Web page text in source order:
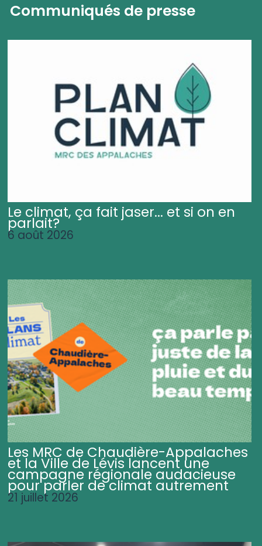
Communiqués de presse
Le climat, ça fait jaser... et si on en
parlait?
6 août 2026
Les MRC de Chaudière-Appalaches
et la Ville de Lévis lancent une
campagne régionale audacieuse
pour parler de climat autrement
21 juillet 2026